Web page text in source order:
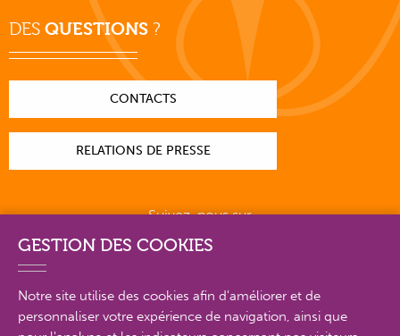
DES QUESTIONS ?
CONTACTS
RELATIONS DE PRESSE
Suivez-nous sur
PLAN DU SITE EN DÉTAIL
GESTION DES COOKIES
Notre site utilise des cookies afin d'améliorer et de
personnaliser votre expérience de navigation, ainsi que